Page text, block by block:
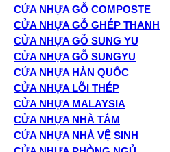
CỬA NHỰA GỖ COMPOSTE
CỬA NHỰA GỖ GHÉP THANH
CỬA NHỰA GỖ SUNG YU
CỬA NHỰA GỖ SUNGYU
CỬA NHỰA HÀN QUỐC
CỬA NHỰA LÕI THÉP
CỬA NHỰA MALAYSIA
CỬA NHỰA NHÀ TẮM
CỬA NHỰA NHÀ VỆ SINH